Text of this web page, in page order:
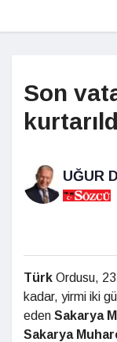
Son
UĞUR
Türk Ordusu,
kadar, yirmi iki
eden Sakarya
Sakarya